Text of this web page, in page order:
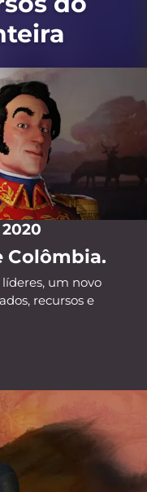
Colômbia.
um novo
recursos e